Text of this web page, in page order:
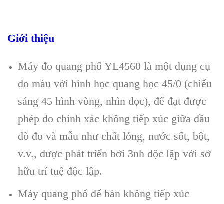
Giới thiệu
Máy đo quang phổ YL4560 là một dụng cụ
đo màu với hình học quang học 45/0 (chiếu
sáng 45 hình vòng, nhìn dọc), để đạt được
phép đo chính xác không tiếp xúc giữa đầu
dò đo và mẫu như chất lỏng, nước sốt, bột,
v.v., được phát triển bởi 3nh độc lập với sở
hữu trí tuệ độc lập.
Máy quang phổ để bàn không tiếp xúc